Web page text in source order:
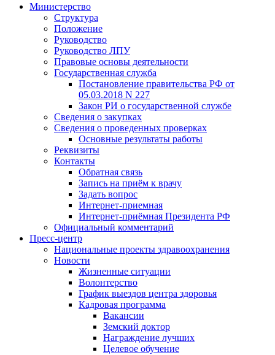
Министерство
Структура
Положение
Руководство
Руководство ЛПУ
Правовые основы деятельности
Государственная служба
Постановление правительства РФ от
05.03.2018 N 227
Закон РИ о государственной службе
Сведения о закупках
Сведения о проведенных проверках
Основные результаты работы
Реквизиты
Контакты
Обратная связь
Запись на приём к врачу
Задать вопрос
Интернет-приемная
Интернет-приёмная Президента РФ
Официальный комментарий
Пресс-центр
Национальные проекты здравоохранения
Новости
Жизненные ситуации
Волонтерство
График выездов центра здоровья
Кадровая программа
Вакансии
Земский доктор
Награждение лучших
Целевое обучение